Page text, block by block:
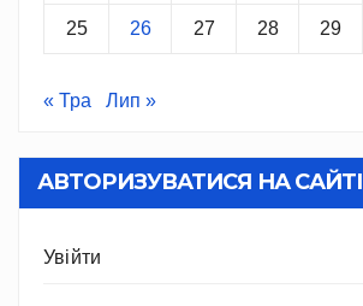
25 26 27 28 29
« Тра Лип »
АВТОРИЗУВАТИСЯ НА САЙТІ
Увійти